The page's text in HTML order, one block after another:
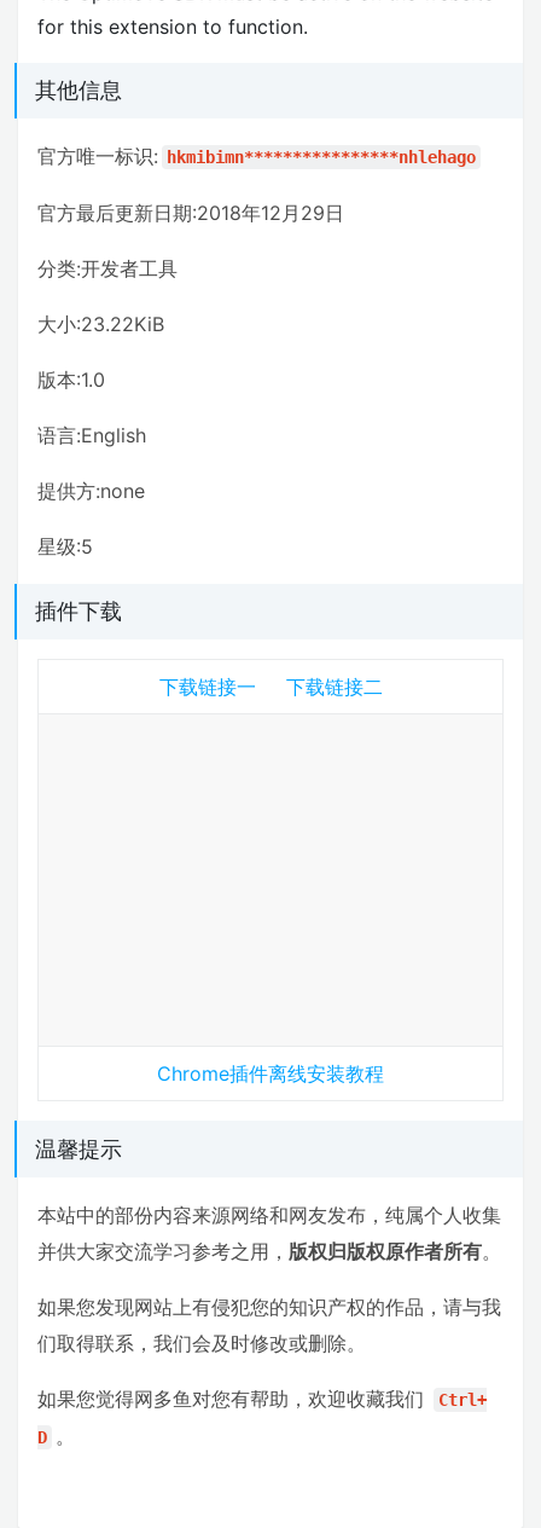
for this extension to function.
其他信息
官方唯一标识: hkmibimn****************nhlehago
官方最后更新日期:2018年12月29日
分类:开发者工具
大小:23.22KiB
版本:1.0
语言:English
提供方:none
星级:5
插件下载
下载链接一 下载链接二
Chrome插件离线安装教程
温馨提示
本站中的部份内容来源网络和网友发布，纯属个人收集
并供大家交流学习参考之用， 版权归版权原作者所有。
如果您发现网站上有侵犯您的知识产权的作品，请与我
们取得联系，我们会及时修改或删除。
如果您觉得网多鱼对您有帮助，欢迎收藏我们
Ctrl+
D 。